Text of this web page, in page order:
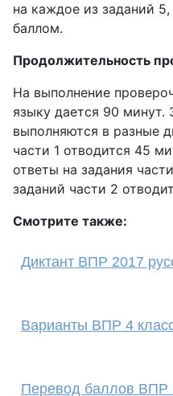
на каждое из заданий 5,
баллом.
Продолжительность
На выполнение
языку дается 90 минут.
выполняются в разные
части 1 отводится 45
ответы на задания
заданий части 2
Смотрите также:
Диктант ВПР 2017
Варианты ВПР 4
Перевод баллов ВПР